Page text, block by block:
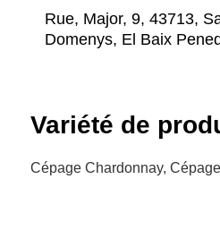
Rue, Major, 9, 43713,
Domenys, El Baix
Variété de
Cépage Chardonnay,